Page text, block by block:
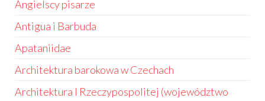
Angielscy pisarze
Antigua i Barbuda
Apataniidae
Architektura barokowa w Czechach
Architektura I Rzeczypospolitej (województwo